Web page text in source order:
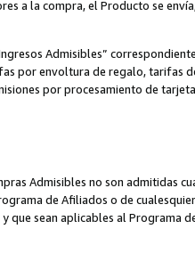
a la compra, el Producto se
Admisibles”
por envoltura de regalo, tarifas
por procesamiento de
Admisibles no son admitidas
de Afiliados o de
que sean aplicables al Programa